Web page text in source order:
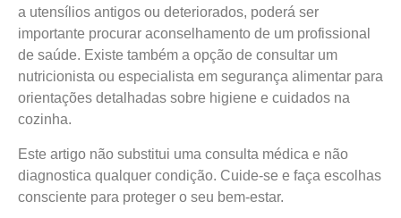
a utensílios antigos ou deteriorados, poderá ser
importante procurar aconselhamento de um profissional
de saúde. Existe também a opção de consultar um
nutricionista ou especialista em segurança alimentar para
orientações detalhadas sobre higiene e cuidados na
cozinha.
Este artigo não substitui uma consulta médica e não
diagnostica qualquer condição. Cuide-se e faça escolhas
consciente para proteger o seu bem-estar.